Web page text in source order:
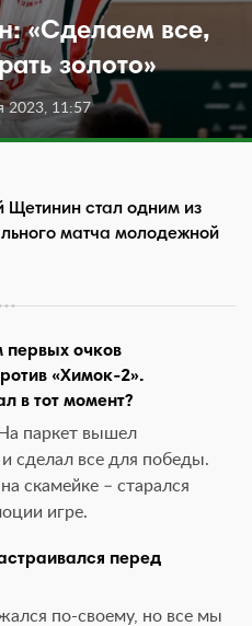
«Сделаем все,
золото»
2023, 11:57
стал одним из
матча молодежной
первых очков
«Химок-2».
в тот момент?
паркет вышел
сделал все для победы.
скамейке – старался
игре.
перед
по-своему, но все мы